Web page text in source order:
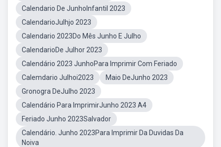
Calendario De JunhoInfantil 2023
CalendarioJulhjo 2023
Calendario 2023Do Mês Junho E Julho
CalendarioDe Julhor 2023
Calendário 2023 JunhoPara Imprimir Com Feriado
Calemdario Julhoi2023
Maio DeJunho 2023
Gronogra DeJulho 2023
Calendário Para ImprimirJunho 2023 A4
Feriado Junho 2023Salvador
Calendário. Junho 2023Para Imprimir Da Duvidas Da
Noiva